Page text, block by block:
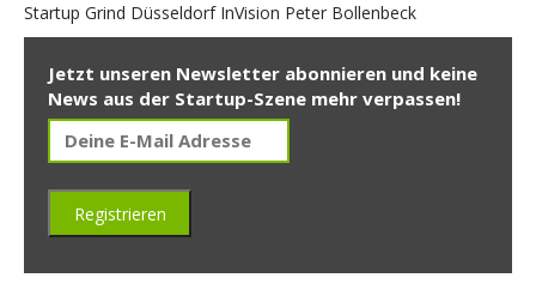
Startup Grind Düsseldorf InVision Peter Bollenbeck
Jetzt unseren Newsletter abonnieren und keine
News aus der Startup-Szene mehr verpassen!